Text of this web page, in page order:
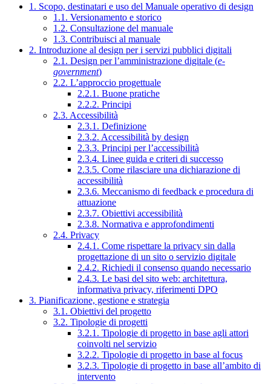
1. Scopo, destinatari e uso del Manuale operativo di design
1.1. Versionamento e storico
1.2. Consultazione del manuale
1.3. Contribuisci al manuale
2. Introduzione al design per i servizi pubblici digitali
2.1. Design per l’amministrazione digitale (e-
government)
2.2. L’approccio progettuale
2.2.1. Buone pratiche
2.2.2. Principi
2.3. Accessibilità
2.3.1. Definizione
2.3.2. Accessibilità by design
2.3.3. Principi per l’accessibilità
2.3.4. Linee guida e criteri di successo
2.3.5. Come rilasciare una dichiarazione di
accessibilità
2.3.6. Meccanismo di feedback e procedura di
attuazione
2.3.7. Obiettivi accessibilità
2.3.8. Normativa e approfondimenti
2.4. Privacy
2.4.1. Come rispettare la privacy sin dalla
progettazione di un sito o servizio digitale
2.4.2. Richiedi il consenso quando necessario
2.4.3. Le basi del sito web: architettura,
informativa privacy, riferimenti DPO
3. Pianificazione, gestione e strategia
3.1. Obiettivi del progetto
3.2. Tipologie di progetti
3.2.1. Tipologie di progetto in base agli attori
coinvolti nel servizio
3.2.2. Tipologie di progetto in base al focus
3.2.3. Tipologie di progetto in base all’ambito di
intervento